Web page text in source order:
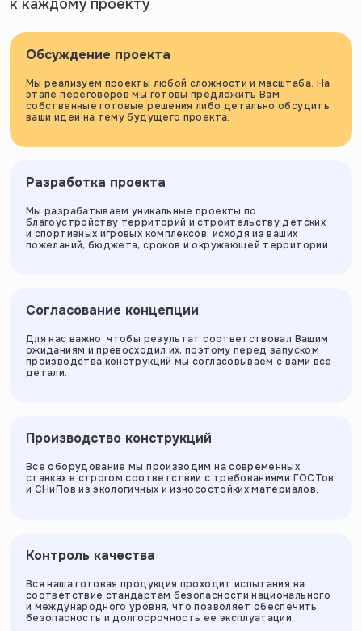
к каждому проекту
Обсуждение проекта
Мы реализуем проекты любой сложности и масштаба. На
этапе переговоров мы готовы предложить Вам
собственные готовые решения либо детально обсудить
ваши идеи на тему будущего проекта.
Разработка проекта
Мы разрабатываем уникальные проекты по
благоустройству территорий и строительству детских
и спортивных игровых комплексов, исходя из ваших
пожеланий, бюджета, сроков и окружающей территории.
Согласование концепции
Для нас важно, чтобы результат соответствовал Вашим
ожиданиям и превосходил их, поэтому перед запуском
производства конструкций мы согласовываем с вами все
детали.
Производство конструкций
Все оборудование мы производим на современных
станках в строгом соответствии с требованиями ГОСТов
и СНиПов из экологичных и износостойких материалов.
Контроль качества
Вся наша готовая продукция проходит испытания на
соответствие стандартам безопасности национального
и международного уровня, что позволяет обеспечить
безопасность и долгосрочность ее эксплуатации.